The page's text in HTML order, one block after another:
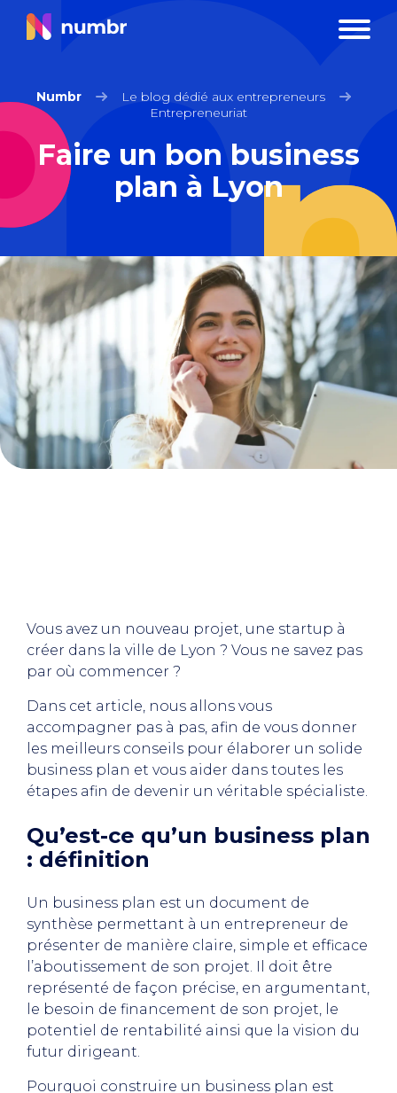
Numbr
Le blog dédié aux entrepreneurs
Entrepreneuriat
Faire un bon business
plan à Lyon
Vous avez un nouveau projet, une startup à
créer dans la ville de Lyon ? Vous ne savez pas
par où commencer ?
Dans cet article, nous allons vous
accompagner pas à pas, afin de vous donner
les meilleurs conseils pour élaborer un solide
business plan et vous aider dans toutes les
étapes afin de devenir un véritable spécialiste.
Qu’est-ce qu’un business plan
: définition
Un business plan est un document de
synthèse permettant à un entrepreneur de
présenter de manière claire, simple et efficace
l’aboutissement de son projet. Il doit être
représenté de façon précise, en argumentant,
le besoin de financement de son projet, le
potentiel de rentabilité ainsi que la vision du
futur dirigeant.
Pourquoi construire un business plan est